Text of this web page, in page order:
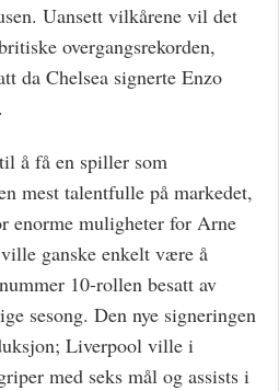
Uansett vilkårene vil det
overgangsrekorden,
da Chelsea signerte Enzo
å få en spiller som
mest talentfulle på markedet,
enorme muligheter for Arne
ganske enkelt være å
10-rollen besatt av
sesong. Den nye signeringen
Liverpool ville i
med seks mål og assists i